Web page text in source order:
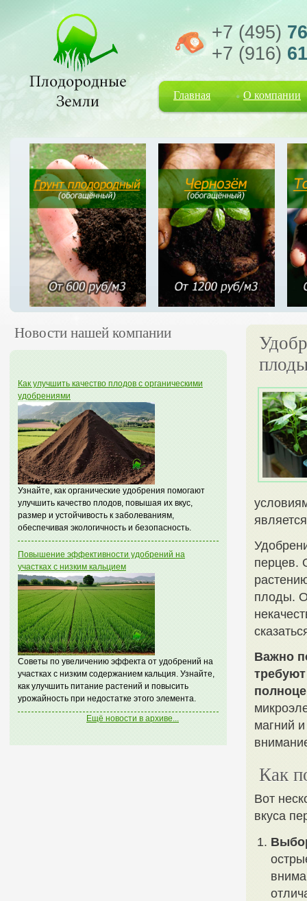
+7 (495)
+7 (916)
Главная О компании
Новости нашей компании
Как улучшить качество плодов с органическими
удобрениями
Узнайте, как органические удобрения помогают
улучшить качество плодов, повышая их вкус,
размер и устойчивость к заболеваниям,
обеспечивая экологичность и безопасность.
Повышение эффективности удобрений на
участках с низким кальцием
Советы по увеличению эффекта от удобрений на
участках с низким содержанием кальция. Узнайте,
как улучшить питание растений и повысить
урожайность при недостатке этого элемента.
Ещё новости в архиве...
перцев.
плоды.
Важно
магний
Как
Вот
вкуса